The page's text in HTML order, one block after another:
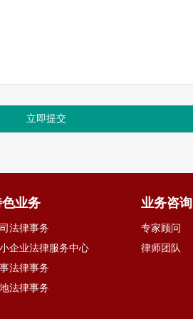
立即提交
业务
法律事务
企业法律服务中心
法律事务
法律事务
业务咨询
专家顾问
律师团队